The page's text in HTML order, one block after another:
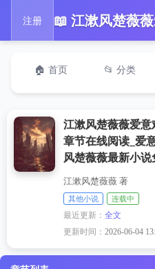
注册
🏠 首页 📂 分类
江漱风楚薇薇爱
章节在线阅读_爱
风楚薇薇最新小说
江漱风楚薇薇 著
其他小说 连载中
最近更新：全文
更新时间：2026-06-04